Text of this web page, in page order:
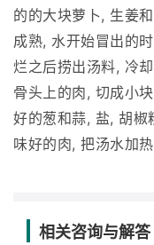
的的大块萝卜, 生姜
成熟, 水开始冒出的
烂之后捞出汤料, 冷
骨头上的肉, 切成小
好的葱和蒜, 盐, 胡椒
味好的肉, 把汤水加
相关咨询与解答